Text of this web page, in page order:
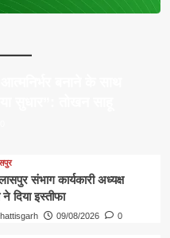
संभाग कार्यकारी अध्यक्ष
दिया इस्तीफा
09/08/2026 0